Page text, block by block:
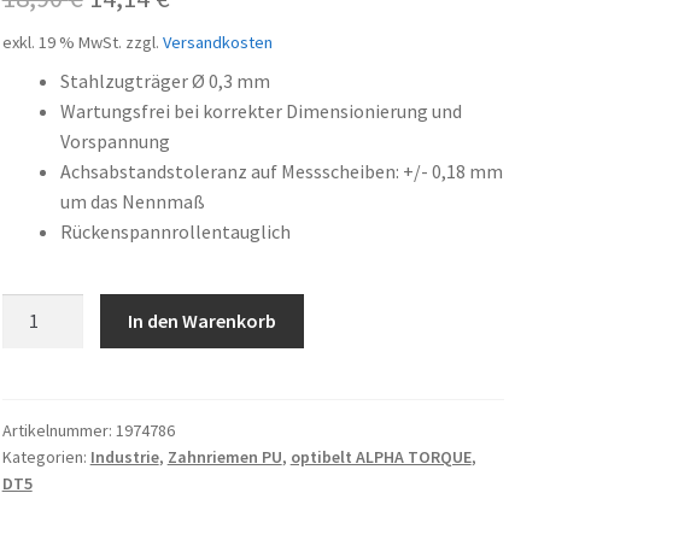
Preis
war:
18,90 €
Preis
ist:
14,14 €.
exkl. 19 % MwSt. zzgl. Versandkosten
Stahlzugträger Ø 0,3 mm
Wartungsfrei bei korrekter Dimensionierung und
Vorspannung
Achsabstandstoleranz auf Messscheiben: +/- 0,18 mm
um das Nennmaß
Rückenspannrollentauglich
Menge
In den Warenkorb
Artikelnummer: 1974786
Kategorien: Industrie, Zahnriemen PU, optibelt ALPHA TORQUE,
DT5